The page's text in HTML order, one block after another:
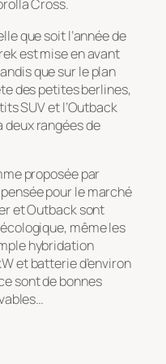
Cross.
que soit l’année de
est mise en avant
que sur le plan
des petites berlines,
SUV et l’Outback
deux rangées de
proposée par
pour le marché
et Outback sont
même les
hybridation
et batterie d’environ
sont de bonnes